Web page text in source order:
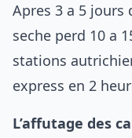
Apres 3 a 5 jours
seche perd 10 a
stations
express en 2
L’affutage des